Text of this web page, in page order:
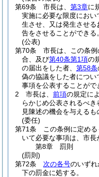
第69条
市長は、 第3章に
実施に必要な限度にお
生させ、又は発生させ
告をさせることができる。
(公表)
第70条
市長は、この条
合、及び第40条第1項の
の届出をした者、 第58条
偽の協議をした者につ
事項を公表することがで
2
市長は、 前項の規定に
らかじめ公表されるべ
見陳述の機会を与えるも
(委任)
第71条
この条例に定め
いて必要な事項は、市長
第8章
罰則
(罰則)
第72条
次の各号のいず
下の罰金に処する。